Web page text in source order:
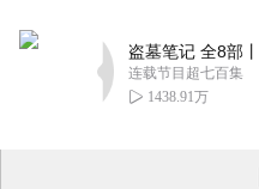
连载节目超七百集
1438.91万